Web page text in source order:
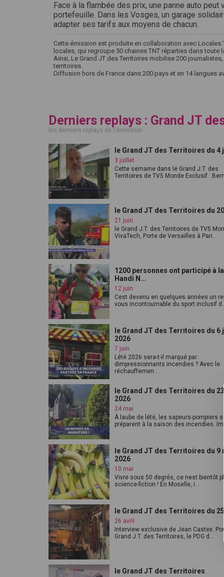
Face à la flambée des prix, une panne auto peut
portefeuille. Dans les Vosges, un garage
adapter ses tarifs aux moyens de chacun.
Cette émission est produite en collaboration avec
locales, qui regroupe 50 chaines TNT réparties dans toute
Ainsi, Le Grand JT des Territoires mobilise 200
territoires.
Diffusion hors de France dans 200 pays et en 14 langues
Derniers replays : Grand JT
les derniers replays de l'émission
le Grand JT des Territoires du 4
3 juillet
Cette semaine dans le Grand J.T. des
Territoires de TV5 Monde Exclusif :
le Grand JT des Territoires du
21 juin
le Grand J.T. des Territoires de TV5
VivaTech, Porte de Versailles à Pari...
1200 personnes ont participé à la
Handi N...
12 juin
Cest devenu en quelques années un
vous incontournable du sport inclusif
le Grand JT des Territoires du 6
2026
7 juin
Lété 2026 sera-t-il marqué par
dimpressionnants incendies ? Avec le
réchauffemen...
le Grand JT des Territoires du 23
2026
24 mai
À laube de lété, les sapeurs-pompiers se
préparent à la saison des incendies. Im...
le Grand JT des Territoires du 9
2026
10 mai
Vivre sous 50 degrés, ce nest bientôt
science-fiction ! En Moselle, i...
le Grand JT des Territoires du 25
26 avril
Interview exclusive de Jean Castex.
Grand J.T. des Territoires, le PDG d...
le Grand JT des Territoires